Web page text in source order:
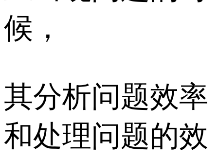
候，
其分析问题效率
和处理问题的效